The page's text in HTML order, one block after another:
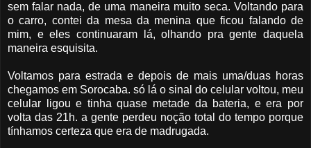
sem falar nada, de uma maneira muito seca. Voltando para
o carro, contei da mesa da menina que ficou falando de
mim, e eles continuaram lá, olhando pra gente daquela
maneira esquisita.
Voltamos para estrada e depois de mais uma/duas horas
chegamos em Sorocaba. só lá o sinal do celular voltou, meu
celular ligou e tinha quase metade da bateria, e era por
volta das 21h. a gente perdeu noção total do tempo porque
tínhamos certeza que era de madrugada.